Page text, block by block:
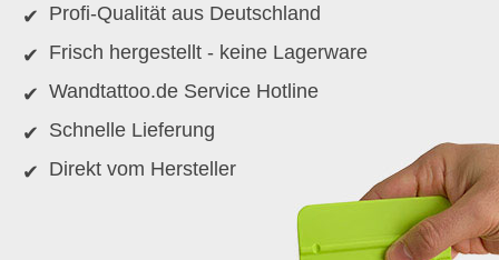
Profi-Qualität aus Deutschland
Frisch hergestellt - keine Lagerware
Wandtattoo.de Service Hotline
Schnelle Lieferung
Direkt vom Hersteller